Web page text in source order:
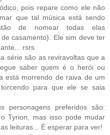
pois repare como ele não
que tal música está sendo
de nomear todas elas
casamento). Ele sim deve ter
rsrs
série são as reviravoltas que a
saber quem é o herói ou
está morrendo de raiva de um
para que ele se saia
personagens preferidos são:
Tyrion, mas isso pode mudar
leituras... É esperar para ver!